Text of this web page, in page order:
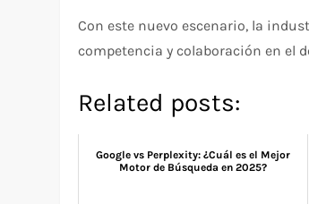
Con este nuevo escenario, la
competencia y colaboración en el
Related posts:
Google vs Perplexity: ¿Cuál es el Mejor
Motor de Búsqueda en 2025?